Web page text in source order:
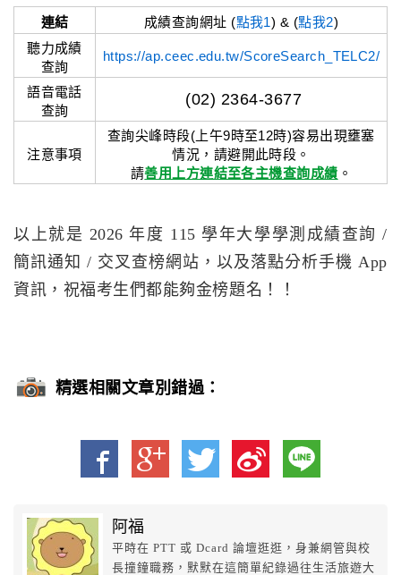
連結 成績查詢網址 (點我1) & (點我2)
聽力成績
查詢
https://ap.ceec.edu.tw/ScoreSearch_TELC2/
語音電話
查詢
(02) 2364-3677
注意事項
查詢尖峰時段(上午9時至12時)容易出現壅塞
情況，請避開此時段。
請善用上方連結至各主機查詢成績 。
以上就是 2026 年度 115 學年大學學測成績查詢 /
簡訊通知 / 交叉查榜網站，以及落點分析手機 App
資訊，祝福考生們都能夠金榜題名！！
精選相關文章別錯過：
阿福
平時在 PTT 或 Dcard 論壇逛逛，身兼網管與校
長撞鐘職務，默默在這簡單紀錄過往生活旅遊大